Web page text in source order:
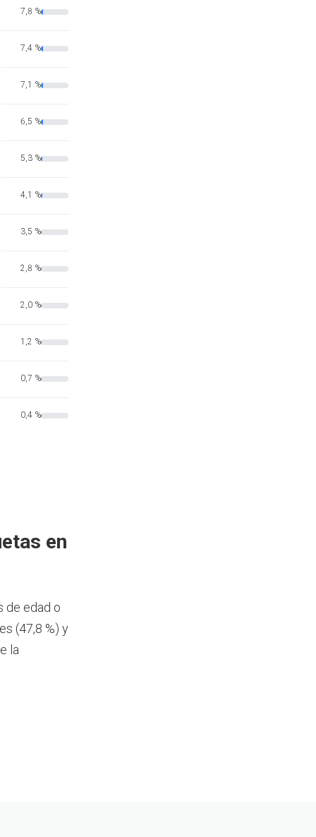
7,8 %
7,4 %
7,1 %
6,5 %
5,3 %
4,1 %
3,5 %
2,8 %
2,0 %
1,2 %
0,7 %
0,4 %
en
de edad o
(47,8 %) y
la